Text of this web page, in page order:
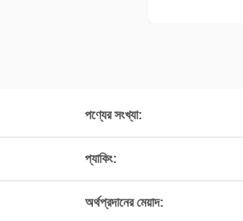
পণ্যের সংখ্যা:
প্যাকিং:
অর্থপ্রদানের মেয়াদ: